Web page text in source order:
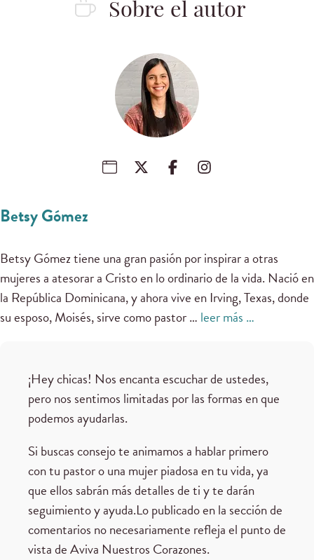
Sobre el autor
Betsy Gómez
Betsy Gómez tiene una gran pasión por inspirar a otras
mujeres a atesorar a Cristo en lo ordinario de la vida. Nació en
la República Dominicana, y ahora vive en Irving, Texas, donde
su esposo, Moisés, sirve como pastor … leer más …
¡Hey chicas! Nos encanta escuchar de ustedes,
pero nos sentimos limitadas por las formas en que
podemos ayudarlas.
Si buscas consejo te animamos a hablar primero
con tu pastor o una mujer piadosa en tu vida, ya
que ellos sabrán más detalles de ti y te darán
seguimiento y ayuda.Lo publicado en la sección de
comentarios no necesariamente refleja el punto de
vista de Aviva Nuestros Corazones.